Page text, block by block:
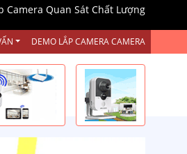
Camera Quan Sát Chất Lượng
DEMO LẮP CAMERA CAMERA